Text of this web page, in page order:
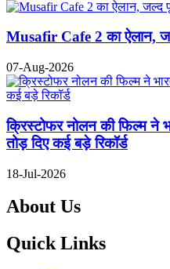
Musafir Cafe 2 का ऐलान,
07-Aug-2026
क्रिस्टोफर नोलन की फिल्म ने
तोड़ दिए कई बड़े रिकॉर्ड
18-Jul-2026
About Us
Quick Links